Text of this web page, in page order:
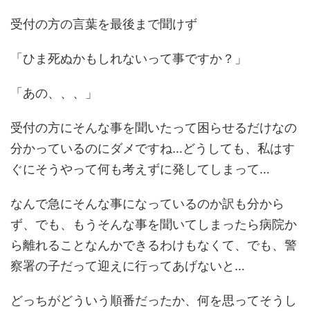
受付の方の言葉を最後まで聞けず
「ひま死ぬかもしれないって事ですか？」
「あの、、、」
受付の方にそんな事を聞いたって困らせるだけなの
分かっているのにダメですね…どうしても、私はす
ぐにそうやって何も考えずに発してしまって…
なんで急にそんな事になっているのか訳も分から
ず、でも、もうそんな事を聞いてしまったら病院か
ら離れることなんかできるわけもなくて、でも、警
察署の子だって迎えに行ってあげないと…
どっちがどういう順番だったか、何を思ってそうし